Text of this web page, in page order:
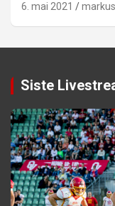
6. mai 2021
Siste